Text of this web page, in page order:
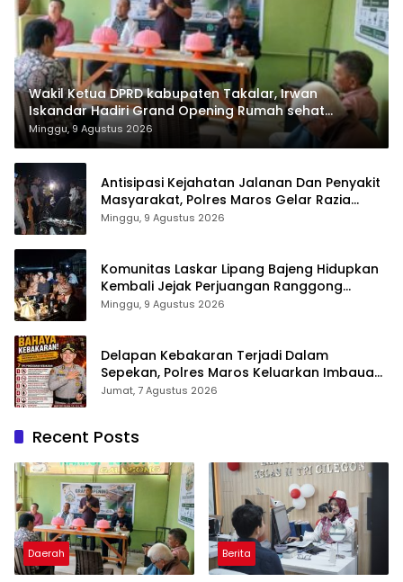
Wakil Ketua DPRD kabupaten Takalar, Irwan
Iskandar Hadiri Grand Opening Rumah sehat
Pertama di Takalar, Melayani Terapis Gratis untuk
Pasien Dhuafa dan umum.
Minggu, 9 Agustus 2026
Antisipasi Kejahatan Jalanan Dan Penyakit
Masyarakat, Polres Maros Gelar Razia
Operasi Cipta Kondusif
Minggu, 9 Agustus 2026
Komunitas Laskar Lipang Bajeng Hidupkan
Kembali Jejak Perjuangan Ranggong
Daeng Romo, Wabup Takalar: Apresiasi
Minggu, 9 Agustus 2026
Delapan Kebakaran Terjadi Dalam
Sepekan, Polres Maros Keluarkan Imbauan
kepada Masyarakat
Jumat, 7 Agustus 2026
Recent Posts
Daerah Berita